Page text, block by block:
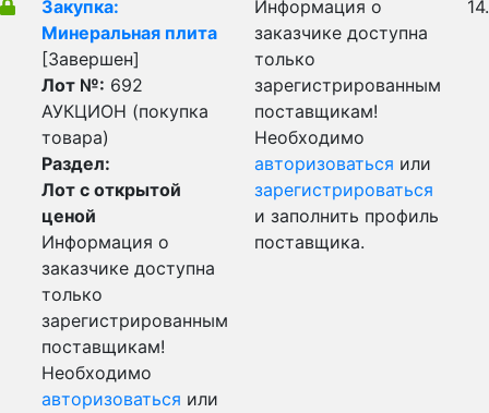
Закупка:
Минеральная плита
[Завершен]
Лот №: 692
АУКЦИОН (покупка
товара)
Раздел:
Лот с открытой
ценой
Информация о
заказчике доступна
только
зарегистрированным
поставщикам!
Необходимо
авторизоваться или
Информация о
заказчике доступна
только
зарегистрированным
поставщикам!
Необходимо
авторизоваться или
зарегистрироваться
и заполнить профиль
поставщика.